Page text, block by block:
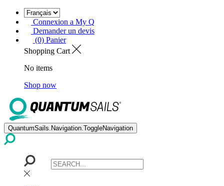
Connexion a My Q
Demander un devis
(0) Panier
Shopping Cart
No items
Shop now
QuantumSails.Navigation.ToggleNavigation